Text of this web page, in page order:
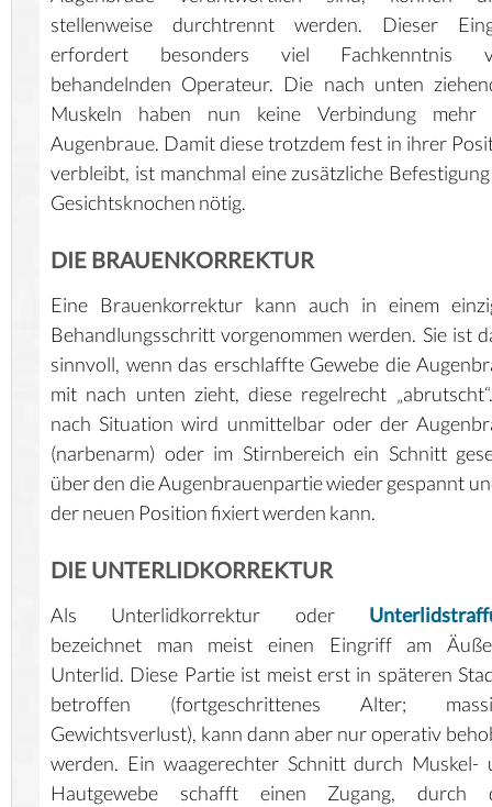
stellenweise durchtrennt werden. Dieser
erfordert besonders viel Fachkenntnis
behandelnden Operateur. Die nach unten
Muskeln haben nun keine Verbindung mehr
Augenbraue. Damit diese trotzdem fest in ihrer
verbleibt, ist manchmal eine zusätzliche
Gesichtsknochen nötig.
DIE BRAUENKORREKTUR
Eine Brauenkorrektur kann auch in einem
Behandlungsschritt vorgenommen werden. Sie ist
sinnvoll, wenn das erschlaffte Gewebe die
mit nach unten zieht, diese regelrecht
nach Situation wird unmittelbar oder der
(narbenarm) oder im Stirnbereich ein Schnitt
über den die Augenbrauenpartie wieder gespannt
der neuen Position fixiert werden kann.
DIE UNTERLIDKORREKTUR
Als Unterlidkorrektur oder
bezeichnet man meist einen Eingriff am
Unterlid. Diese Partie ist meist erst in späteren
betroffen (fortgeschrittenes Alter;
Gewichtsverlust), kann dann aber nur operativ
werden. Ein waagerechter Schnitt durch Muskel-
Hautgewebe schafft einen Zugang, durch